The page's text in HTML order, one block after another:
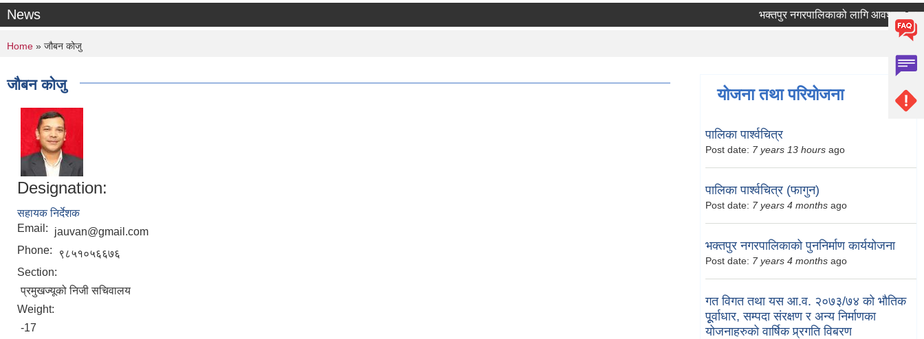
News भक्तपुर नगरपालिकाको लागि आवश्यक
You are here
Home » जौबन कोजु
जौबन कोजु
Designation:
सहायक निर्देशक
Email:
jauvan@gmail.com
Phone:
९८५१०५६६७६
Section:
प्रमुखज्यूको निजी सचिवालय
Weight:
-17
योजना तथा परियोजना
पालिका पार्श्वचित्र
Post date: 7 years 13 hours ago
पालिका पार्श्वचित्र (फागुन)
Post date: 7 years 4 months ago
भक्तपुर नगरपालिकाको पुननिर्माण कार्ययोजना
Post date: 7 years 4 months ago
गत विगत तथा यस आ.व. २०७३/७४ को भौतिक
पूूर्वाधार, सम्पदा संरक्षण र अन्य निर्माणका
योजनाहरुको वार्षिक प्र्रगति विबरण